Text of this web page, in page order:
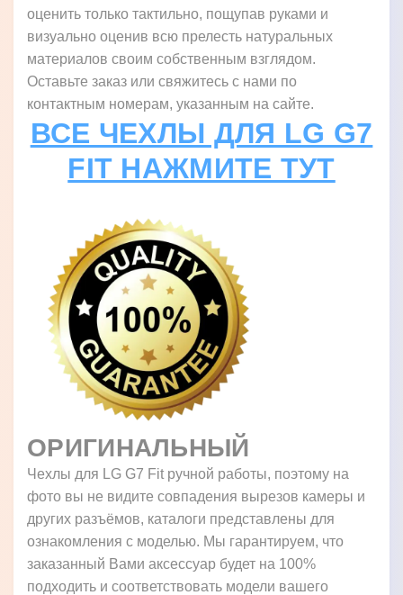
оценить только тактильно, пощупав руками и
визуально оценив всю прелесть натуральных
материалов своим собственным взглядом.
Оставьте заказ или свяжитесь с нами по
контактным номерам, указанным на сайте.
ВСЕ ЧЕХЛЫ ДЛЯ LG G7
FIT НАЖМИТЕ ТУТ
ОРИГИНАЛЬНЫЙ
Чехлы для LG G7 Fit ручной работы, поэтому на
фото вы не видите совпадения вырезов камеры и
других разъёмов, каталоги представлены для
ознакомления с моделью. Мы гарантируем, что
заказанный Вами аксессуар будет на 100%
подходить и соответствовать модели вашего